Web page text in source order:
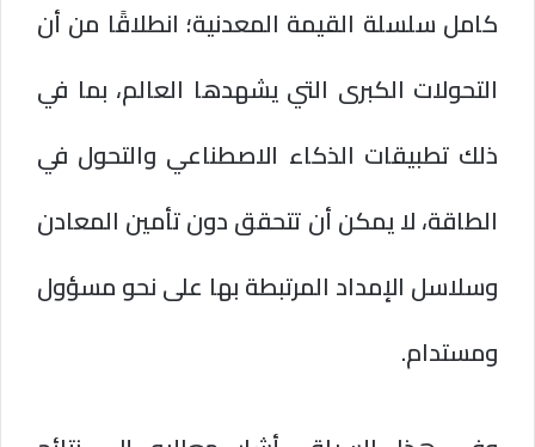
كامل سلسلة القيمة المعدنية؛ انطلاقًا من أن
التحولات الكبرى التي يشهدها العالم، بما في
ذلك تطبيقات الذكاء الاصطناعي والتحول في
الطاقة، لا يمكن أن تتحقق دون تأمين المعادن
وسلاسل الإمداد المرتبطة بها على نحو مسؤول
ومستدام.